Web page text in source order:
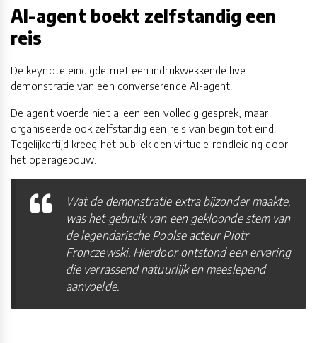
AI-agent boekt zelfstandig een
reis
De keynote eindigde met een indrukwekkende live
demonstratie van een converserende AI-agent.
De agent voerde niet alleen een volledig gesprek, maar
organiseerde ook zelfstandig een reis van begin tot eind.
Tegelijkertijd kreeg het publiek een virtuele rondleiding door
het operagebouw.
Wat de demonstratie extra bijzonder maakte,
was het gebruik van een gekloonde stem van
de legendarische Poolse acteur Piotr
Fronczewski. Hierdoor ontstond een ervaring
die verrassend natuurlijk en meeslepend
aanvoelde.